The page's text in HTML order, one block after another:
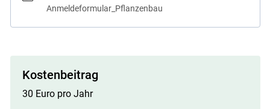
Skip to main content
Anmeldeformular_Pflanzenbau
Kostenbeitrag
30 Euro pro Jahr